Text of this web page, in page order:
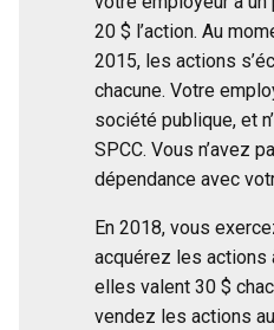
20 $ l’action. Au
2015, les actions
chacune. Votre
société publique, et
SPCC. Vous n’avez
dépendance avec
En 2018, vous
acquérez les actions
elles valent 30 $
vendez les actions